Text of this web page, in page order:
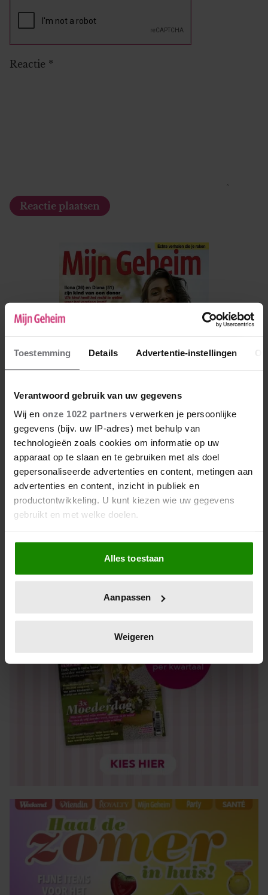
Toestemming Details Advertentie-instellingen
Verantwoord gebruik van uw gegevens
Wij en onze 1022 partners verwerken je persoonlijke
gegevens (bijv. uw IP-adres) met behulp van
technologieën zoals cookies om informatie op uw
apparaat op te slaan en te gebruiken met als doel
gepersonaliseerde advertenties en content, metingen aan
advertenties en content, inzicht in publiek en
productontwikkeling. U kunt kiezen wie uw gegevens
gebruikt en met welke doelen.
Als u het toestaat, willen we ook graag:
Informatie verzamelen over uw geografische locatie,
die tot een paar meter nauwkeurig kan zijn
op specifieke eigenschappen (fingerprinting)
verwerkt en stel uw voorkeuren in het
intrekken in de Cookieverklaring.
We gebruiken cookies om content en advertenties te
personaliseren, om functies voor social media te bieden
en om ons websiteverkeer te analyseren. Ook delen we
informatie over uw gebruik van onze site met onze
partners voor social media, adverteren en analyse. Deze
partners kunnen deze gegevens combineren met andere
gaat akkoord met onze cookies als u onze website blijft
gebruiken.
Alles toestaan
Aanpassen
Weigeren
Reactie *
De nieuwe Mijn Geheim ligt nu in de winkel
Abonneren
Digitaal lezen
Los kopen